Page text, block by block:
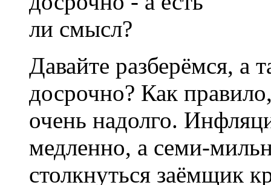
Давайте разберёмся, а
досрочно? Как
очень надолго.
медленно, а семи-
столкнуться заёмщик